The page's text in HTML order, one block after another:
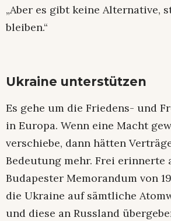
„Aber es gibt keine Alternative,
bleiben.“
Ukraine unterstützen
Es gehe um die Friedens- und
in Europa. Wenn eine Macht
verschiebe, dann hätten
Bedeutung mehr. Frei erinnerte
Budapester Memorandum von
die Ukraine auf sämtliche
und diese an Russland